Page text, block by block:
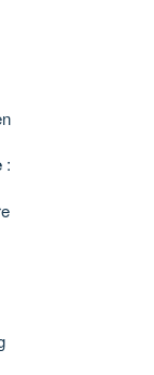
: